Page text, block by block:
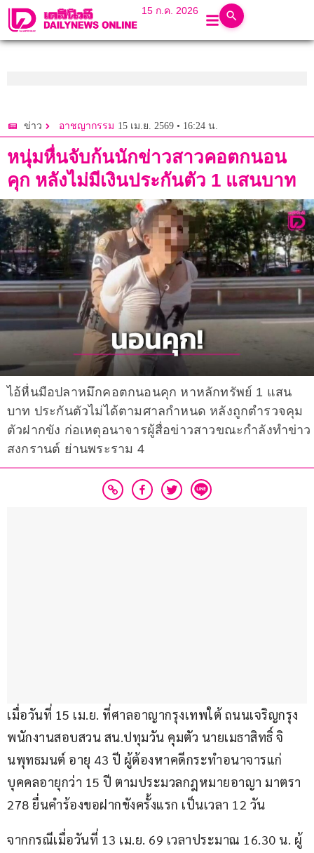
15 ก.ค. 2026
ข่าว อาชญากรรม 15 เม.ย. 2569 • 16:24 น.
หนุ่มหื่นจับก้นนักข่าวสาวคอตกนอน
คุก หลังไม่มีเงินประกันตัว 1 แสนบาท
ไอ้หื่นมือปลาหมึกคอตกนอนคุก หาหลักทรัพย์ 1 แสน
บาท ประกันตัวไม่ได้ตามศาลกำหนด หลังถูกตำรวจคุม
ตัวฝากขัง ก่อเหตุอนาจารผู้สื่อข่าวสาวขณะกำลังทำข่าว
สงกรานต์ ย่านพระราม 4
เมื่อวันที่ 15 เม.ย. ที่ศาลอาญากรุงเทพใต้ ถนนเจริญกรุง
พนักงานสอบสวน สน.ปทุมวัน คุมตัว นายเมธาสิทธิ์ จิ
นพุทธมนต์ อายุ 43 ปี ผู้ต้องหาคดีกระทำอนาจารแก่
บุคคลอายุกว่า 15 ปี ตามประมวลกฎหมายอาญา มาตรา
278 ยื่นคำร้องขอฝากขังครั้งแรก เป็นเวลา 12 วัน
จากกรณีเมื่อวันที่ 13 เม.ย. 69 เวลาประมาณ 16.30 น. ผู้